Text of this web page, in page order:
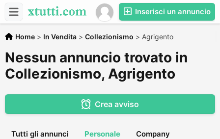
Inserisci un annuncio
Home > In Vendita > Collezionismo > Agrigento
Nessun annuncio trovato in
Collezionismo, Agrigento
Crea avviso
Tutti gli annunci Personale Company